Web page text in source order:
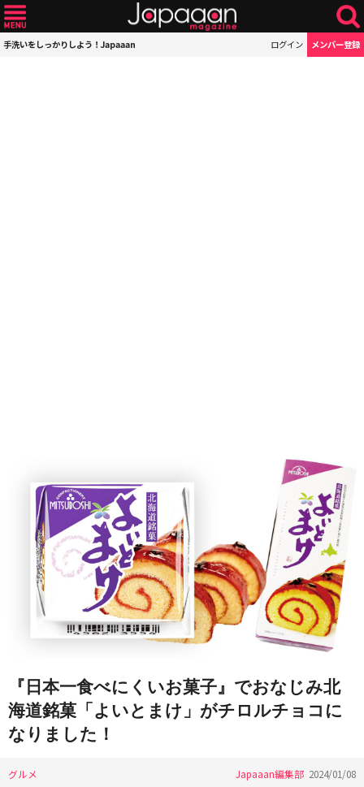
手洗いをしっかりしよう！Japaaan ログイン メンバー登録
『日本一食べにくいお菓子』でおなじみ北
海道銘菓「よいとまけ」がチロルチョコに
なりました！
グルメ Japaaan編集部 2024/01/08